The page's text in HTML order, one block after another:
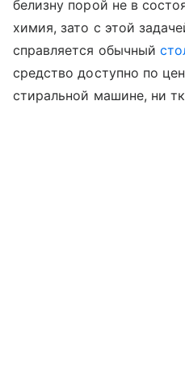
белизну порой не в
химия, зато с этой
справляется обычный
средство доступно по
стиральной машине, ни